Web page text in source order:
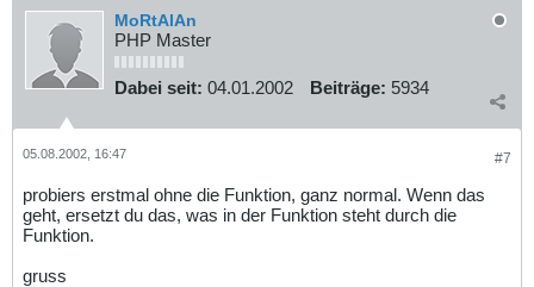
MoRtAlAn
PHP Master
Dabei seit: 04.01.2002 Beiträge: 5934
#7
05.08.2002, 16:47
probiers erstmal ohne die Funktion, ganz normal. Wenn das
geht, ersetzt du das, was in der Funktion steht durch die
Funktion.
gruss